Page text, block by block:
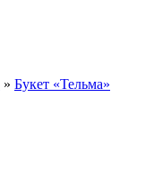
» Букет «Тельма»